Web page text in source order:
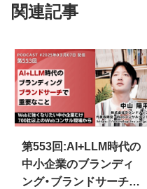
関連記事
第553回:AI+LLM時代の
中小企業のブランディ
ング・ブランドサーチで